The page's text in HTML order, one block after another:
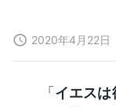
2020年4月22日
「イエス